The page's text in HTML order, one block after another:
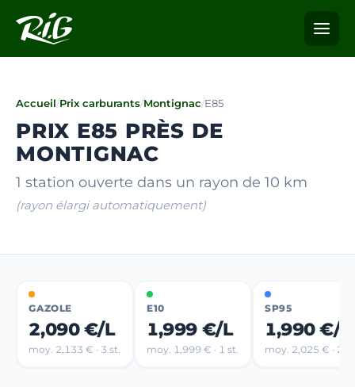
Accueil/Prix carburants/Montignac/E85
PRIX E85 PRÈS DE
MONTIGNAC
1 station ouverte dans un rayon de 10 km
(rayon élargi automatiquement)
GAZOLE
2,090 €/L
moy. 2,133 € · 3 st.
E10
1,999 €/L
moy. 1,999 € · 1 st.
SP95
1,990 €/L
moy. 2,025 € · 2